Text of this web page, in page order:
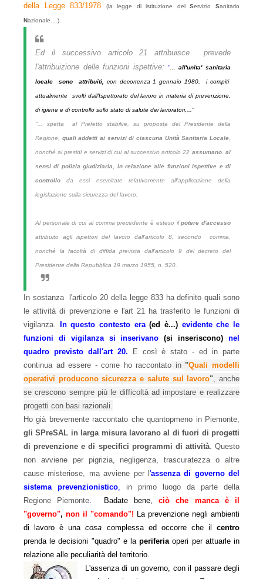
della Legge 833/1978
(la legge di istituzione delServizioSanitario
Nazionale....).
Ed il successivo articolo 21 attribuisce prevede
l'attribuizione delle funzioni ispettive: "...all'unita' sanitaria
locale sono attribuiti, con decorrenza 1 gennaio 1980, i compiti
attualmente svolti dall'Ispettorato del lavoro in materia di prevenzione,
di igiene e di controllo sullo stato di salute dei lavoratori,..."
"... spetta al Prefetto stabilire, su proposta del Presidente della
Regione, quali addetti ai servizi di ciascuna Unità Sanitaria Locale
nonché ai presidi e servizi di cui al successivo articolo 22 assumano ai
sensi di polizia giudiziaria, in relazione alle funzioni ispettive e di
controllo da essi esercitate relativamente all'applicazione della
legislazione sulla sicurezza del lavoro.
Al personale di cui al comma precedente è esteso ilpotere d'accesso
attribuito agli ispettori del lavoro dall'articolo 8, secondo comma,
nonché la facoltà di diffida prevista dall'articolo 9 del decreto del
Presidente della Repubblica 19 marzo 1955, n. 520.
In sostanza l'articolo 20 della legge 833 ha definito quali sono
le attività di prevenzione e l'art 21 ha trasferito le funzioni di
vigilanza. In questo contesto era(ed è...) evidente che le
funzioni di vigilanza si inserivano (si inseriscono) nel
quadro previsto dall'art 20. E così è stato - ed in parte
continua ad essere - come ho raccontato in "Quali modelli
operativi producono sicurezza e salute sul lavoro", anche
se crescono sempre più le difficoltà ad impostare e realizzare
progetti con basi razionali.
Ho già brevemente raccontato che quantopmeno in Piemonte,
gli SPreSAL in larga misura lavorano al di fuori di progetti
di prevenzione e di specifici programmi di attività. Questo
non avviene per pigrizia, negligenza, trascuratezza o altre
cause misteriose, ma avviene per l 'assenza di governo del
sistema prevenzionistico, in primo luogo da parte della
Regione Piemonte. Badate bene,ciò che manca è il
"governo", non il "comando"! La prevenzione negli ambienti
di lavoro è unacosa complessa ed occorre che ilcentro
prenda le decisioni "quadro" e laperiferiaoperi per attuarle in
relazione alle peculiarità del territorio.
L'assenza di un governo, con il passare degli